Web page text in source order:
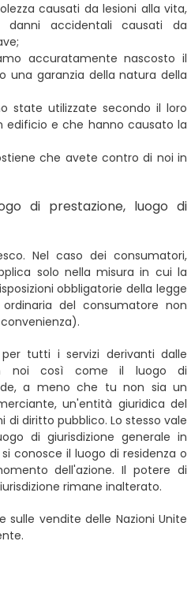
causati da lesioni alla vita,
accidentali causati da
accuratamente nascosto il
garanzia della natura della
state utilizzate secondo il loro
edificio e che hanno causato la
che avete contro di noi in
di prestazione, luogo di
Nel caso dei consumatori,
solo nella misura in cui la
obbligatorie della legge
del consumatore non
tutti i servizi derivanti dalle
noi così come il luogo di
a meno che tu non sia un
un'entità giuridica del
di diritto pubblico. Lo stesso vale
di giurisdizione generale in
conosce il luogo di residenza o
dell'azione. Il potere di
rimane inalterato.
sulle vendite delle Nazioni Unite